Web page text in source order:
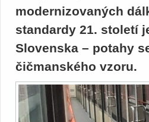
modernizovaných
standardy 21. století
Slovenska – potahy
čičmanského vzoru.